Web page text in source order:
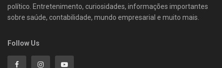
político. Entretenimento, curiosidades, informações importantes
sobre saúde, contabilidade, mundo empresarial e muito mais.
Follow Us